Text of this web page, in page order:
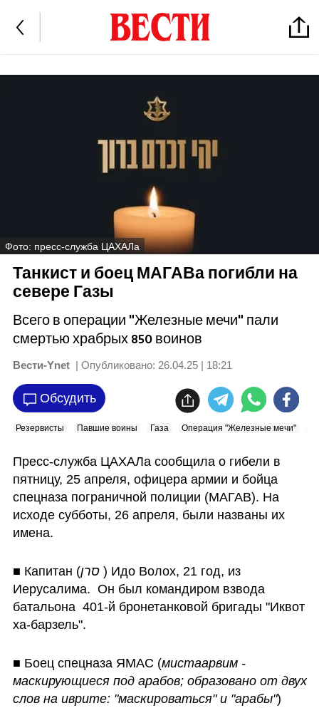
Фото: пресс-служба ЦАХАЛа
Танкист и боец МАГАВа погибли на
севере Газы
Всего в операции "Железные мечи" пали
смертью храбрых 850 воинов
Вести-Ynet | Опубликовано: 26.04.25 | 18:21
Обсудить
Резервисты Павшие воины Газа Операция "Железные мечи"
Пресс-служба ЦАХАЛа сообщила о гибели в
пятницу, 25 апреля, офицера армии и бойца
спецназа пограничной полиции (МАГАВ). На
исходе субботы, 26 апреля, были названы их
имена.
■ Капитан (סרן ) Идо Волох, 21 год, из
Иерусалима.  Он был командиром взвода
батальона  401-й бронетанковой бригады "Иквот
ха-барзель".
■ Боец спецназа ЯМАС (мистаарвим -
маскирующиеся под арабов; образовано от двух
слов на иврите: "маскироваться" и "арабы")